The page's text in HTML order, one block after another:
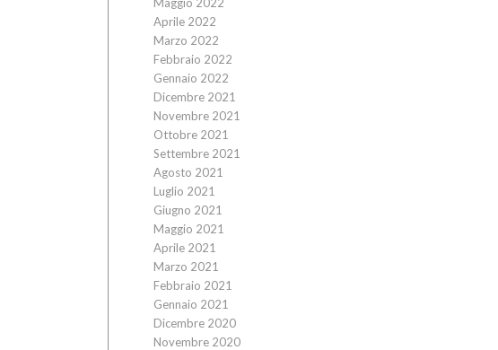
Aprile 2022
Marzo 2022
Febbraio 2022
Gennaio 2022
Dicembre 2021
Novembre 2021
Ottobre 2021
Settembre 2021
Agosto 2021
Luglio 2021
Giugno 2021
Maggio 2021
Aprile 2021
Marzo 2021
Febbraio 2021
Gennaio 2021
Dicembre 2020
Novembre 2020